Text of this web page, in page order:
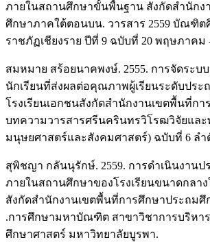
ภายในสถานศึกษาขั้นพื้นฐาน สังกัดสำนักง
ศึกษาภาคใต้ตอนบน. วารสาร 2559 บัณฑิต
ราชภัฏเชียงราย ปีที่ 9 ฉบับที่ 20 พฤษภาคม
สมหมาย สร้อยนาคพงษ์. 2555. การจัดระบ
นักเรียนที่ส่งผลต่อคุณภาพผู้เรียนระดับประ
โรงเรียนเอกชนสังกัดสำนักงานเขตพื้นที่กา
บทความวารสารศรีนครินทรวิโรฒวิจัยแล
มนุษยศาสตร์และสังคมศาสตร์) ฉบับที่ 6 ลำ
สุพิชญา กลันนุรักษ์. 2559. การดําเนินงาน
ภายในสถานศึกษาของโรงเรียนขนาดกลาง
สังกัดสํานักงานเขตพื้นที่การศึกษาประถมศึ
.การศึกษามหาบัณฑิต สาขาวิชาการบริหา
ศึกษาศาสตร์ มหาวิทยาลัยบูรพา.